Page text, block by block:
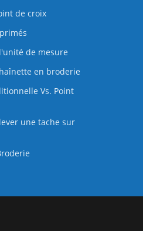
de croix
de mesure
en broderie
Vs. Point
une tache sur